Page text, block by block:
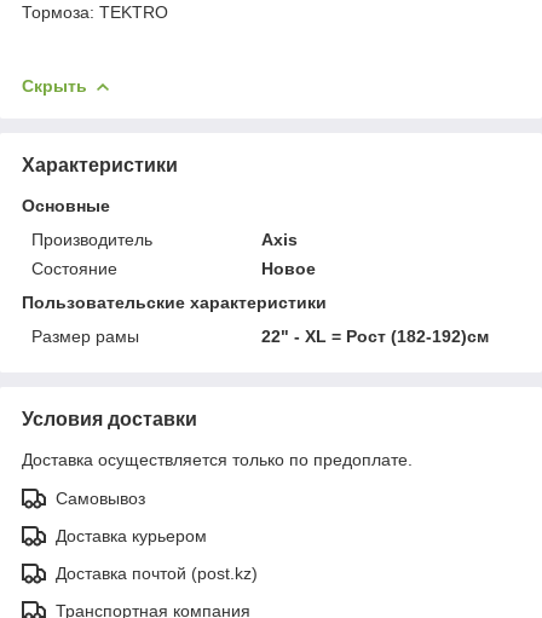
Тормоза: TEKTRO
Скрыть
Характеристики
Основные
Производитель
Axis
Состояние
Новое
Пользовательские характеристики
Размер рамы
22" - XL = Рост (182-192)см
Условия доставки
Доставка осуществляется только по предоплате.
Самовывоз
Доставка курьером
Доставка почтой (post.kz)
Транспортная компания